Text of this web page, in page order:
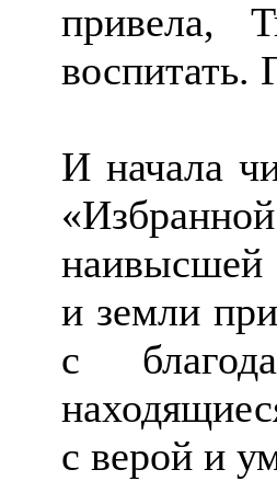
привела,
воспитать.
И начала
наивысшей
и земли
с
с верой и